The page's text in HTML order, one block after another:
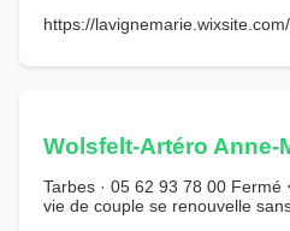
https://
Wolsfelt-Artéro Anne-
Tarbes · 05 62 93 78 00 Fermé
vie de couple se renouvelle